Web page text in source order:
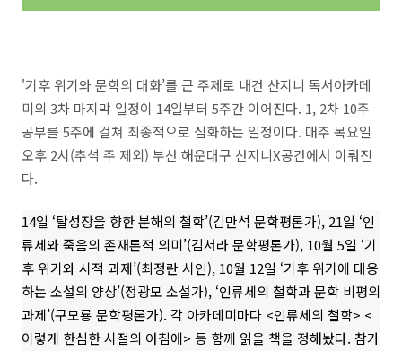
'기후 위기와 문학의 대화’를 큰 주제로 내건 산지니 독서아카데
미의 3차 마지막 일정이 14일부터 5주간 이어진다. 1, 2차 10주
공부를 5주에 걸쳐 최종적으로 심화하는 일정이다. 매주 목요일
오후 2시(추석 주 제외) 부산 해운대구 산지니X공간에서 이뤄진
다.
14일 ‘탈성장을 향한 분해의 철학’(김만석 문학평론가), 21일 ‘인
류세와 죽음의 존재론적 의미’(김서라 문학평론가), 10월 5일 ‘기
후 위기와 시적 과제’(최정란 시인), 10월 12일 ‘기후 위기에 대응
하는 소설의 양상’(정광모 소설가), ‘인류세의 철학과 문학 비평의
과제’(구모룡 문학평론가). 각 아카데미마다 <인류세의 철학> <
이렇게 한심한 시절의 아침에> 등 함께 읽을 책을 정해놨다. 참가